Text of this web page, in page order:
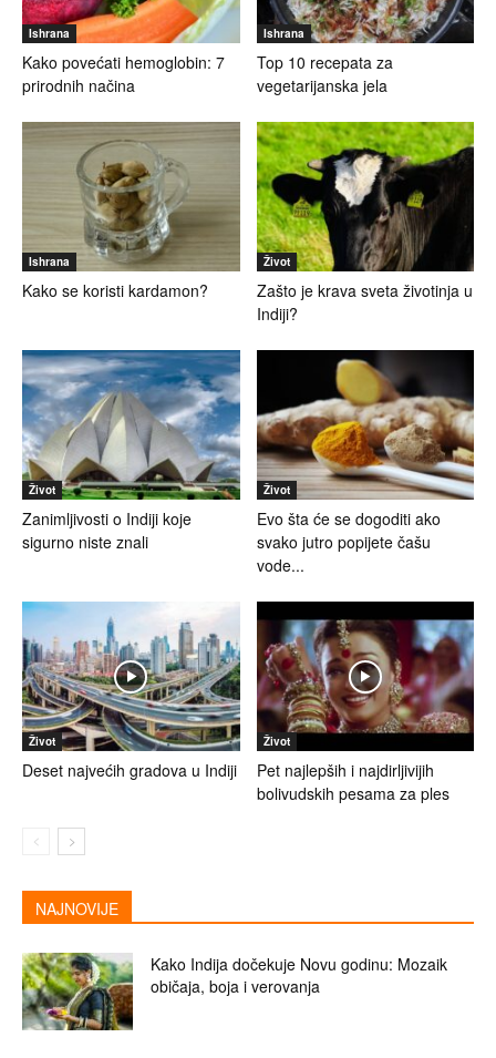
Ishrana
Kako povećati hemoglobin: 7
prirodnih načina
Ishrana
Top 10 recepata za
vegetarijanska jela
Ishrana
Kako se koristi kardamon?
Život
Zašto je krava sveta životinja u
Indiji?
Život
Zanimljivosti o Indiji koje
sigurno niste znali
Život
Evo šta će se dogoditi ako
svako jutro popijete čašu
vode...
Život
Deset najvećih gradova u Indiji
Život
Pet najlepših i najdirljivijih
bolivudskih pesama za ples
NAJNOVIJE
Kako Indija dočekuje Novu godinu: Mozaik
običaja, boja i verovanja